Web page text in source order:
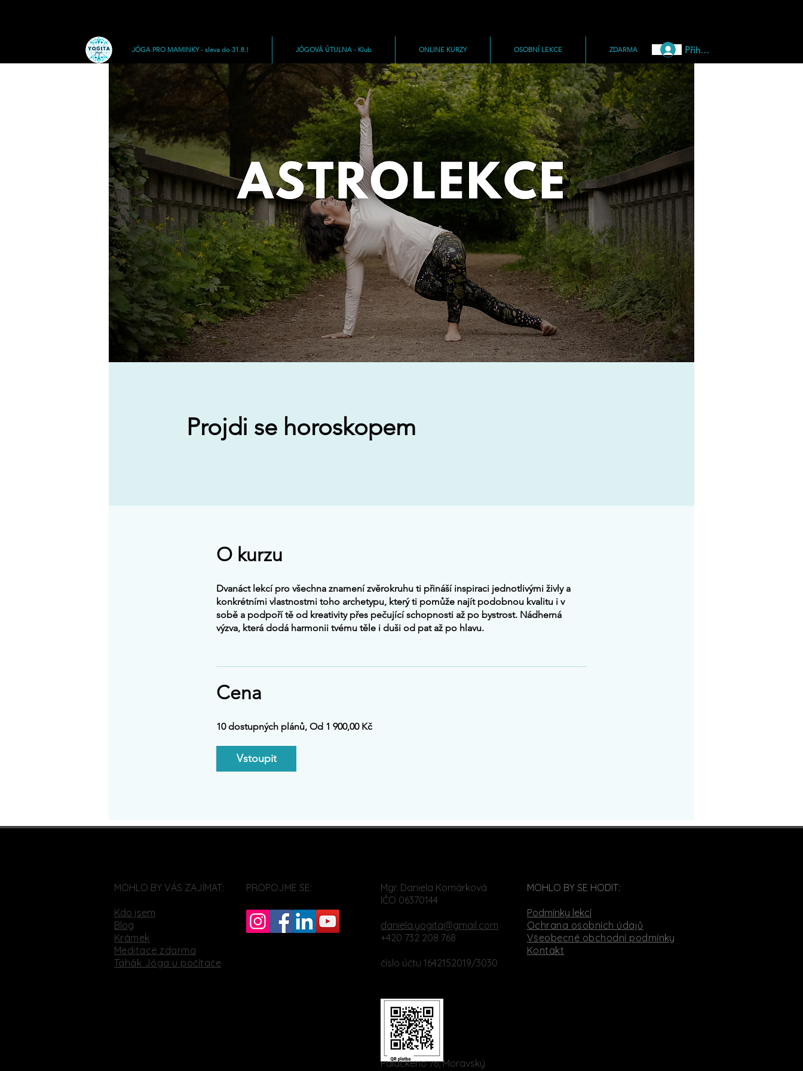
JÓGA PRO MAMINKY - sleva do 31.8.! JÓGOVÁ ÚTULNA - Klub ONLINE KURZY OSOBNÍ LEKCE ZDARMA Přihlásit
Projdi se horoskopem
O kurzu
Dvanáct lekcí pro všechna znamení zvěrokruhu ti přináší inspiraci jednotlivými živly a
konkrétními vlastnostmi toho archetypu, který ti pomůže najít podobnou kvalitu i v
sobě a podpoří tě od kreativity přes pečující schopnosti až po bystrost. Nádherná
výzva, která dodá harmonii tvému ​​těle i duši od pat až po hlavu.
Cena
10 dostupných plánů, Od 1 900,00 Kč
Vstoupit
MOHLO BY VÁS ZAJÍMAT:
Kdo jsem
Blog
Krámek
Meditace zdarma
Tahák Jóga u počítače
PROPOJME SE:
Mgr. Daniela Komárková
IČO 06370144
daniela.yogita@gmail.com
+420 732 208 768
číslo účtu 1642152019/3030
Palackého 76, Moravský
MOHLO BY SE HODIT:
Podmínky lekcí
Ochrana osobních údajů
Všeobecné obchodní podmínky
Kontakt